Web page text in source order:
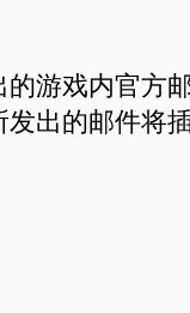
游戏内官方
出的邮件将